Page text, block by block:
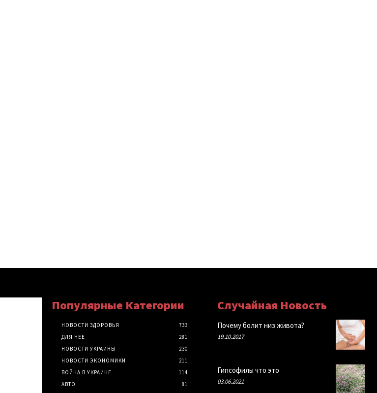
Популярные Категории
НОВОСТИ ЗДОРОВЬЯ
733
ДЛЯ НЕЕ
281
НОВОСТИ УКРАИНЫ
230
НОВОСТИ ЭКОНОМИКИ
211
ВОЙНА В УКРАИНЕ
114
АВТО
81
Случайная Новость
Почему болит низ живота?
19.10.2017
Гипсофилы что это
03.06.2021